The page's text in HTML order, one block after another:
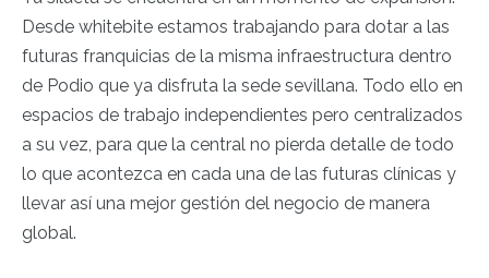
Desde whitebite estamos trabajando para dotar a las
futuras franquicias de la misma infraestructura dentro
de Podio que ya disfruta la sede sevillana. Todo ello en
espacios de trabajo independientes pero centralizados
a su vez, para que la central no pierda detalle de todo
lo que acontezca en cada una de las futuras clínicas y
llevar así una mejor gestión del negocio de manera
global.